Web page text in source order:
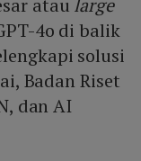
atau large
4o di balik
solusi
Badan Riset
dan AI